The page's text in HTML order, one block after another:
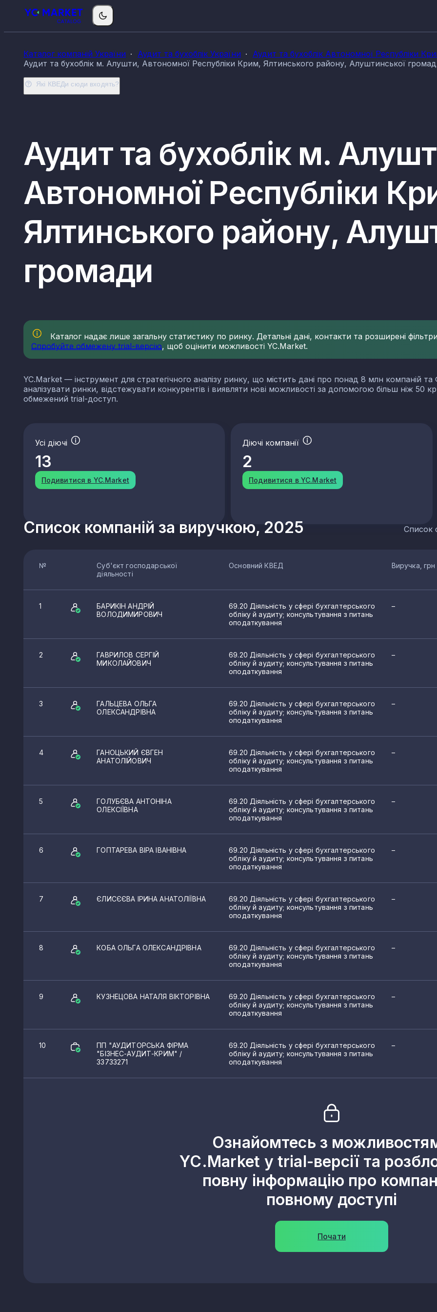
Каталог компаній України Аудит та бухоблік України
Аудит та бухоблік Автономної Республіки
Аудит та бухоблік м. Алушти, Автономної Республіки Крим, Ялтинського району, Алуштинської
Які КВЕДи сюди входять?
Аудит та бухоблік м.
Автономної Республіки
Ялтинського району,
громади
Каталог надає лише загальну статистику по ринку. Детальні дані, контакти та розширені фільтри
Спробуйте обмежену trial-версію, щоб оцінити можливості YC.Market.
YC.Market — інструмент для стратегічного аналізу ринку, що містить дані про понад 8 млн компаній
аналізувати ринки, відстежувати конкурентів і виявляти нові можливості за допомогою більш ніж 50
обмежений trial-доступ.
Усі діючі
13
Подивитися в YC.Market
Діючі компанії
2
Подивитися в YC.Market
Список компаній за виручкою, 2025 Список
№
Суб'єкт господарської
діяльності
Основний КВЕД Виручка, грн
1
БАРИКІН АНДРІЙ
ВОЛОДИМИРОВИЧ
69.20 Діяльність у сфері бухгалтерського
обліку й аудиту; консультування з питань
оподаткування
–
2
ГАВРИЛОВ СЕРГІЙ
МИКОЛАЙОВИЧ
69.20 Діяльність у сфері бухгалтерського
обліку й аудиту; консультування з питань
оподаткування
–
3
ГАЛЬЦЕВА ОЛЬГА
ОЛЕКСАНДРІВНА
69.20 Діяльність у сфері бухгалтерського
обліку й аудиту; консультування з питань
оподаткування
–
4
ГАНОЦЬКИЙ ЄВГЕН
АНАТОЛІЙОВИЧ
69.20 Діяльність у сфері бухгалтерського
обліку й аудиту; консультування з питань
оподаткування
–
5
ГОЛУБЄВА АНТОНІНА
ОЛЕКСІЇВНА
69.20 Діяльність у сфері бухгалтерського
обліку й аудиту; консультування з питань
оподаткування
–
6 ГОПТАРЕВА ВІРА ІВАНІВНА
69.20 Діяльність у сфері бухгалтерського
обліку й аудиту; консультування з питань
оподаткування
–
7 ЄЛИСЄЄВА ІРИНА АНАТОЛІЇВНА
69.20 Діяльність у сфері бухгалтерського
обліку й аудиту; консультування з питань
оподаткування
–
8 КОБА ОЛЬГА ОЛЕКСАНДРІВНА
69.20 Діяльність у сфері бухгалтерського
обліку й аудиту; консультування з питань
оподаткування
–
9 КУЗНЕЦОВА НАТАЛЯ ВІКТОРІВНА
69.20 Діяльність у сфері бухгалтерського
обліку й аудиту; консультування з питань
оподаткування
–
10
ПП "АУДИТОРСЬКА ФІРМА
"БІЗНЕС-АУДИТ-КРИМ" /
33733271
69.20 Діяльність у сфері бухгалтерського
обліку й аудиту; консультування з питань
оподаткування
–
Ознайомтесь з
YC.Market у trial-версії та
повну інформацію про
повному доступі
Почати
КВЕДи аудиту та бухобліку